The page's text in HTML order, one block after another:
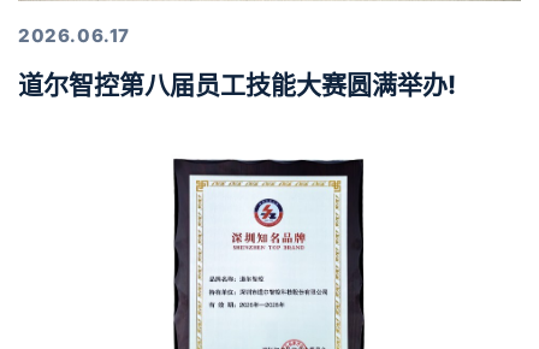
2026.06.17
道尔智控第八届员工技能大赛圆满举办!